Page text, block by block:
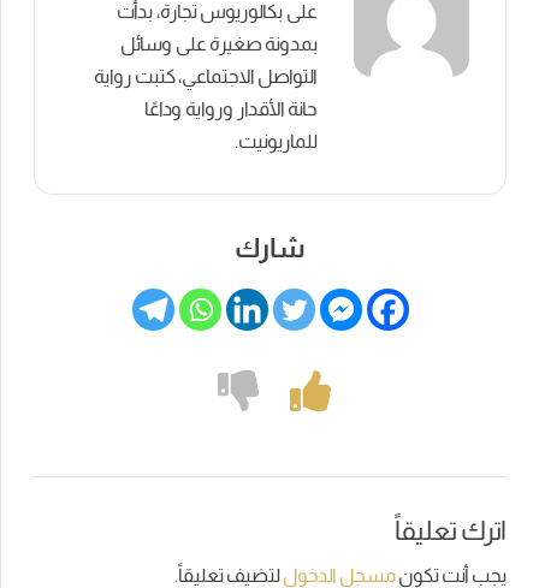
على بكالوريوس تجارة، بدأت
بمدونة صغيرة على وسائل
التواصل الاجتماعي، كتبت رواية
حانة الأقدار ورواية وداعًا
للماريونيت.
شارك
اترك تعليقاً
يجب أنت تكونمسجل الدخوللتضيف تعليقاً.